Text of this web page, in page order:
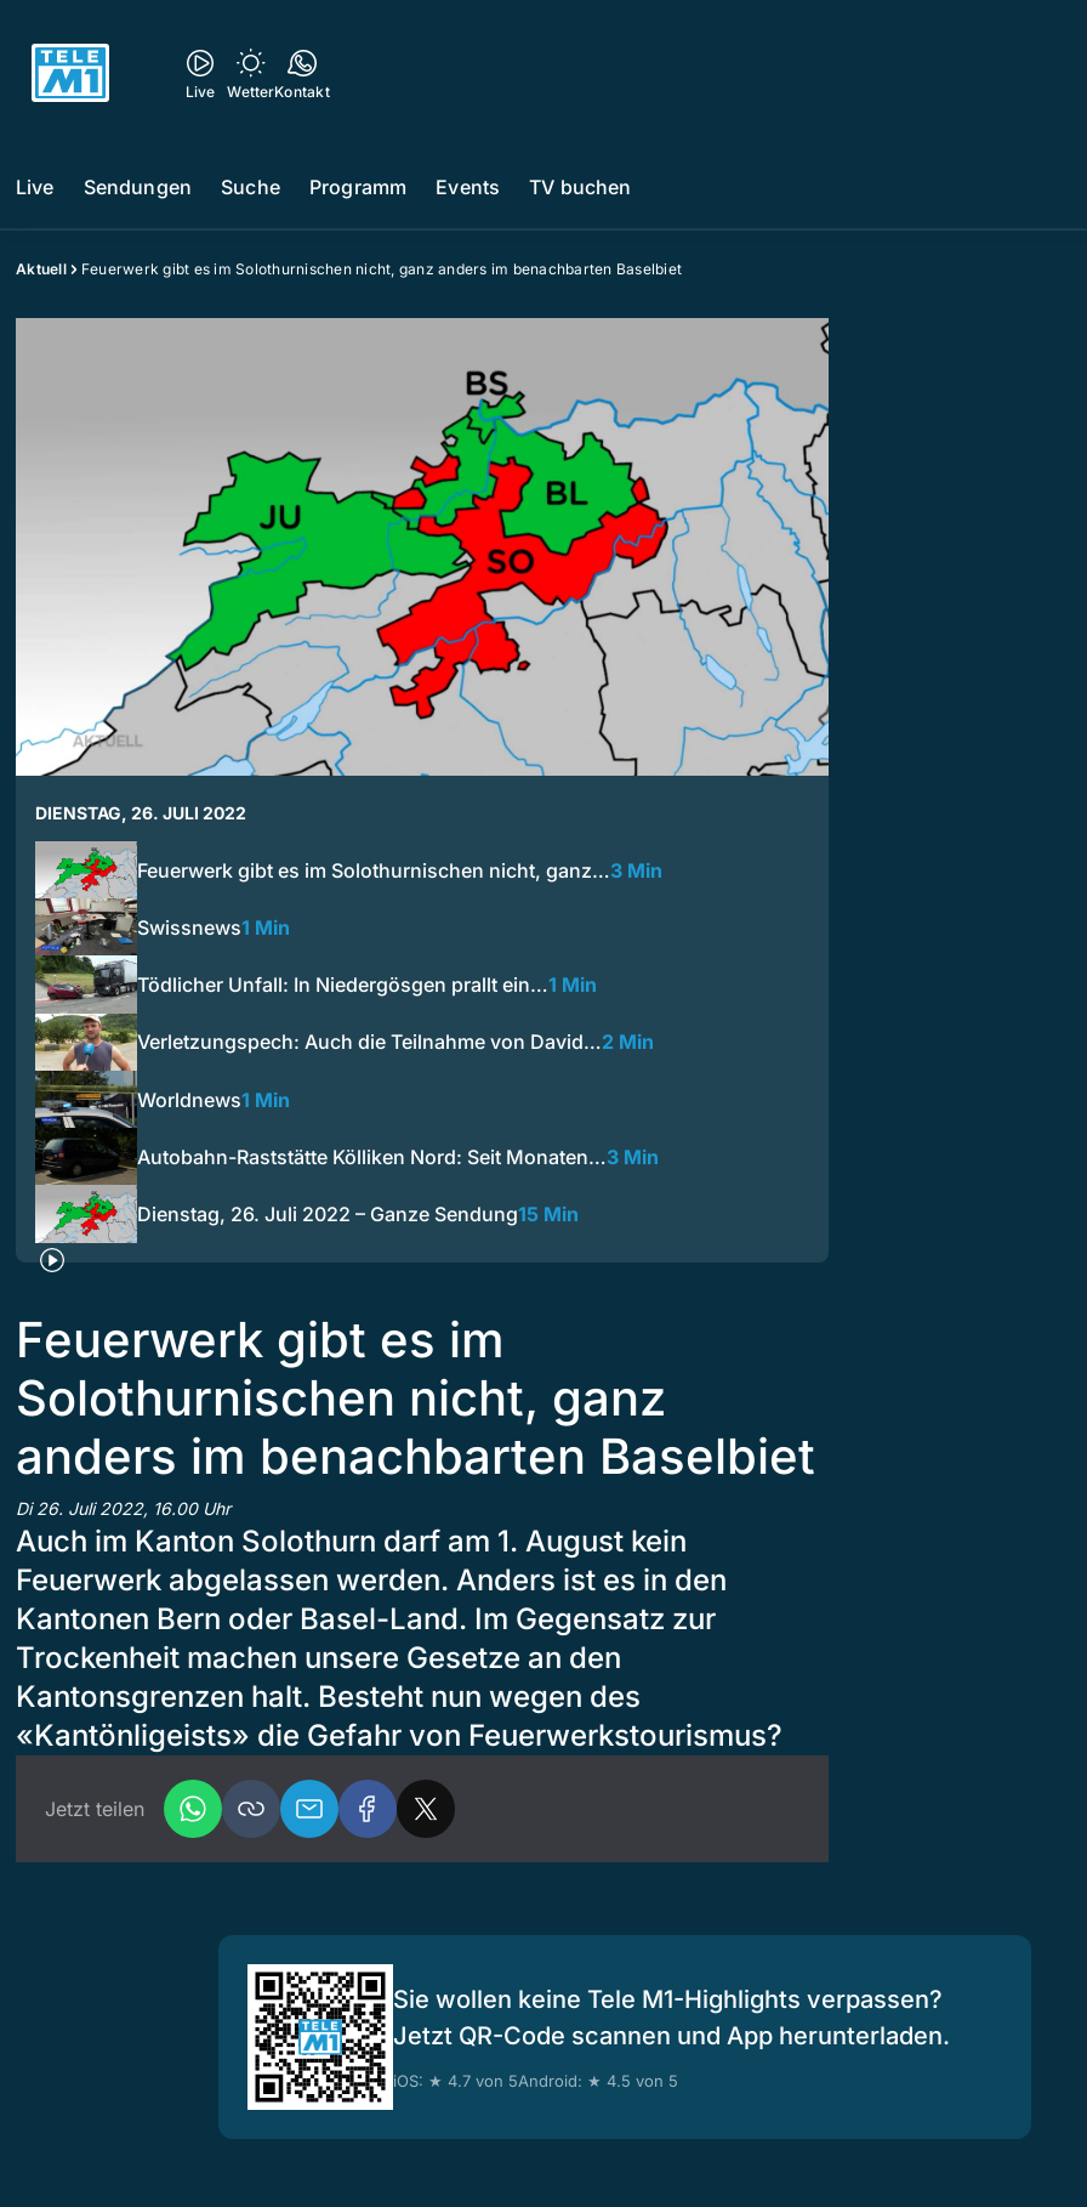
Live WetterKontakt
Live Sendungen Suche Programm Events TV buchen
Aktuell Feuerwerk gibt es im Solothurnischen nicht, ganz anders im benachbarten Baselbiet
DIENSTAG, 26. JULI 2022
Feuerwerk gibt es im Solothurnischen nicht, ganz…3 Min
Swissnews1 Min
Tödlicher Unfall: In Niedergösgen prallt ein…1 Min
Verletzungspech: Auch die Teilnahme von David…2 Min
Worldnews1 Min
Autobahn-Raststätte Kölliken Nord: Seit Monaten…3 Min
Dienstag, 26. Juli 2022 – Ganze Sendung15 Min
Feuerwerk gibt es im
Solothurnischen nicht, ganz
anders im benachbarten Baselbiet
Di 26. Juli 2022, 16.00 Uhr
Auch im Kanton Solothurn darf am 1. August kein
Feuerwerk abgelassen werden. Anders ist es in den
Kantonen Bern oder Basel-Land. Im Gegensatz zur
Trockenheit machen unsere Gesetze an den
Kantonsgrenzen halt. Besteht nun wegen des
«Kantönligeists» die Gefahr von Feuerwerkstourismus?
Jetzt teilen
Sie wollen keine Tele M1-Highlights verpassen?
Jetzt QR-Code scannen und App herunterladen.
iOS: ★ 4.7 von 5Android: ★ 4.5 von 5